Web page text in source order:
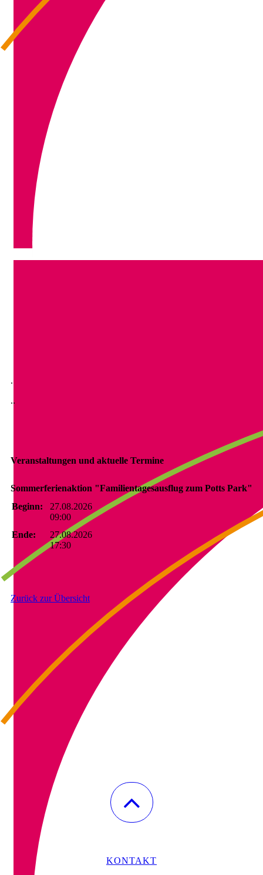
.
..
Veranstaltungen und aktuelle Termine
Sommerferienaktion "Familientagesausflug zum Potts Park"
Beginn:
27.08.2026
09:00
Ende:
27.08.2026
17:30
Zurück zur Übersicht
KONTAKT